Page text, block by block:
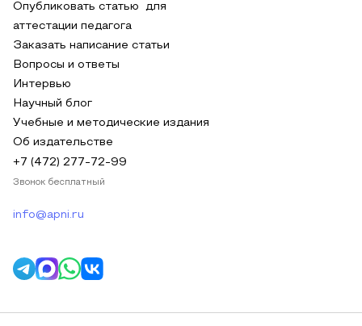
Опубликовать статью для
аттестации педагога
Заказать написание статьи
Вопросы и ответы
Интервью
Научный блог
Учебные и методические издания
Об издательстве
+7 (472) 277-72-99
Звонок бесплатный
info@apni.ru